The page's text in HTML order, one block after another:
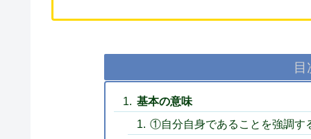
目
基本の意味
①自分自身であることを強調す